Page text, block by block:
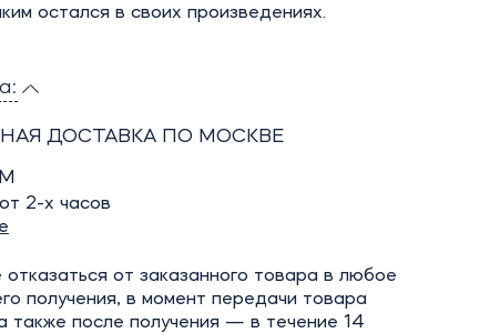
остался в своих произведениях.
ДОСТАВКА ПО МОСКВЕ
2-х часов
от заказанного товара в любое
получения, в момент передачи товара
также после получения — в течение 14